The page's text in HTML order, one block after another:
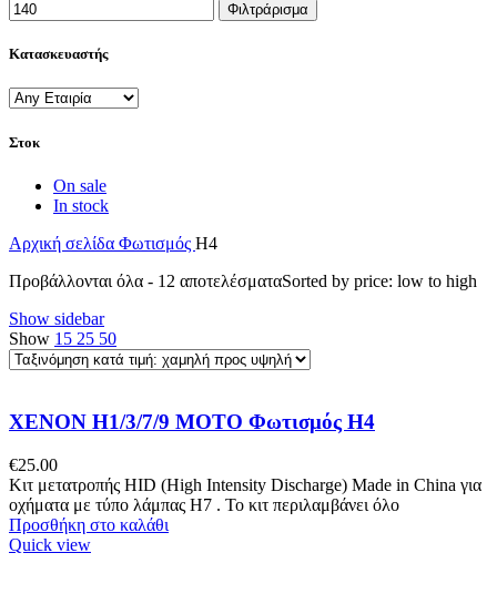
Φιλτράρισμα
Κατασκευαστής
Στοκ
On sale
In stock
Αρχική σελίδα Φωτισμός H4
Προβάλλονται όλα - 12 αποτελέσματαSorted by price: low to high
Show sidebar
Show 15 25 50
XENON H1/3/7/9 MOTO Φωτισμός H4
€25.00
Κιτ μετατροπής HID (High Intensity Discharge) Made in China για
οχήματα με τύπο λάμπας H7 . To κιτ περιλαμβάνει όλο
Προσθήκη στο καλάθι
Quick view